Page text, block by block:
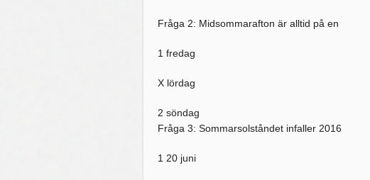
Fråga 2: Midsommarafton är alltid på en
1 fredag
X lördag
2 söndag
Fråga 3: Sommarsolståndet infaller 2016
1 20 juni